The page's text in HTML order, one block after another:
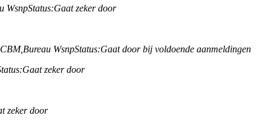
WsnpStatus:Gaat zeker door
Bureau WsnpStatus:Gaat door bij voldoende aanmeldingen
Gaat zeker door
zeker door